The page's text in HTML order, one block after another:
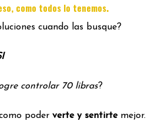
como todos lo tenemos.
cuando las busque?
controlar 70 libras?
poder verte y sentirtemejor.